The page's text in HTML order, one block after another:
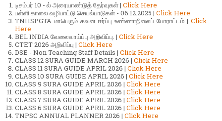
டிசம்பர் 10 - ல் அரையாண்டுத் தேர்வுகள் | Click Here
பள்ளி காலை வழிபாட்டு செயல்பாடுகள் - 06.12.2025 | Click Here
TNHSPGTA மாபெரும் கவன ஈர்ப்பு உண்ணாநிலைப் போராட்டம் | Click
Here
BEL INDIA வேலைவாய்ப்பு அறிவிப்பு. | Click Here
CTET 2026 அறிவிப்பு | Click Here
DSE - Non Teaching Staff Details | Click Here
CLASS 12 SURA GUIDE MARCH 2026 | Click Here
CLASS 11 SURA GUIDE APRIL 2026 | Click Here
CLASS 10 SURA GUIDE APRIL 2026 | Click Here
CLASS 9 SURA GUIDE APRIL 2026 | Click Here
CLASS 8 SURA GUIDE APRIL 2026 | Click Here
CLASS 7 SURA GUIDE APRIL 2026 | Click Here
CLASS 6 SURA GUIDE APRIL 2026 | Click Here
TNPSC ANNUAL PLANNER 2026 | Click Here